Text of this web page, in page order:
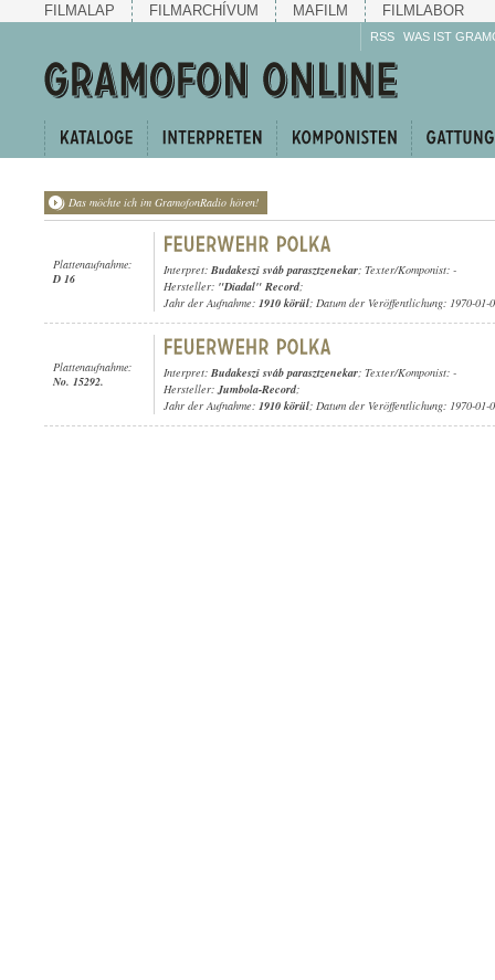
FILMALAP FILMARCHÍVUM MAFILM FILMLABOR
RSS WAS IST
Das möchte ich im GramofonRadio hören!
Plattenaufnahme:
D 16
Interpret: Budakeszi sváb parasztzenekar; Texter/Komponist: -
Hersteller: "Diadal" Record;
Jahr der Aufnahme: 1910 körül; Datum der Veröffentlichung: 1970-01-
Plattenaufnahme:
No. 15292.
Interpret: Budakeszi sváb parasztzenekar; Texter/Komponist: -
Hersteller:Jumbola-Record;
Jahr der Aufnahme: 1910 körül; Datum der Veröffentlichung: 1970-01-